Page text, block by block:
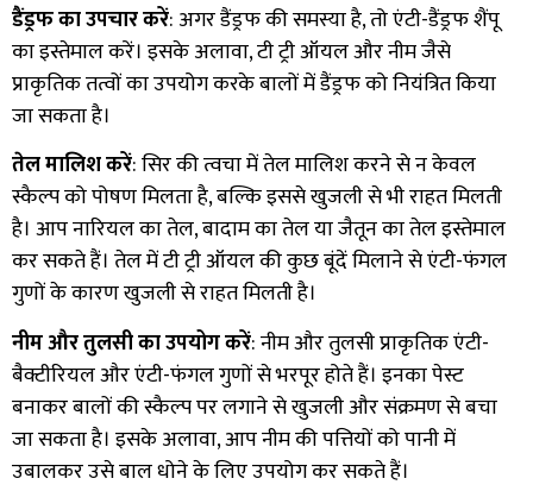
डैंड्रफ का उपचार करें: अगर डैंड्रफ की समस्या है, तो एंटी-डैंड्रफ शैंपू
का इस्तेमाल करें। इसके अलावा, टी ट्री ऑयल और नीम जैसे
प्राकृतिक तत्वों का उपयोग करके बालों में डैंड्रफ को नियंत्रित किया
जा सकता है।
तेल मालिश करें: सिर की त्वचा में तेल मालिश करने से न केवल
स्कैल्प को पोषण मिलता है, बल्कि इससे खुजली से भी राहत मिलती
है। आप नारियल का तेल, बादाम का तेल या जैतून का तेल इस्तेमाल
कर सकते हैं। तेल में टी ट्री ऑयल की कुछ बूंदें मिलाने से एंटी-फंगल
गुणों के कारण खुजली से राहत मिलती है।
नीम और तुलसी का उपयोग करें: नीम और तुलसी प्राकृतिक एंटी-
बैक्टीरियल और एंटी-फंगल गुणों से भरपूर होते हैं। इनका पेस्ट
बनाकर बालों की स्कैल्प पर लगाने से खुजली और संक्रमण से बचा
जा सकता है। इसके अलावा, आप नीम की पत्तियों को पानी में
उबालकर उसे बाल धोने के लिए उपयोग कर सकते हैं।